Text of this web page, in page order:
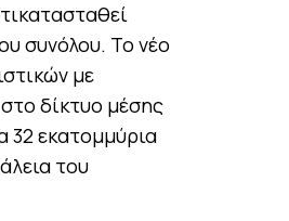
συνόλου. Το νέο
με
δίκτυο μέσης
32 εκατομμύρια
του